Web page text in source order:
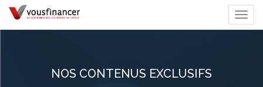
NOS CONTENUS EXCLUSIFS